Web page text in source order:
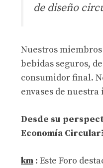
de diseño
Nuestros
bebidas seguros,
consumidor final.
envases de
Desde su
Economía
km : Este Foro